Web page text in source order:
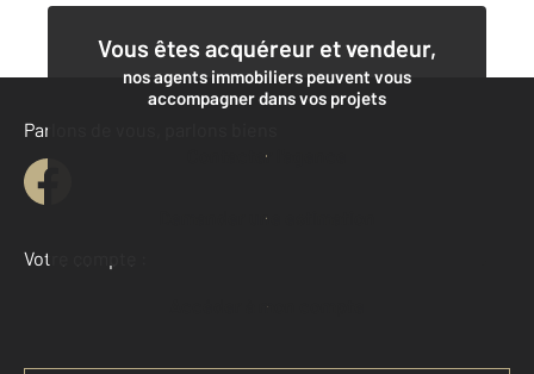
Vous êtes acquéreur et vendeur,
nos agents immobiliers peuvent vous
accompagner dans vos projets
Contacter l'agence
Demander une estimation
Parlons de vous, parlons biens
Votre compte :
Accéder à mon compte